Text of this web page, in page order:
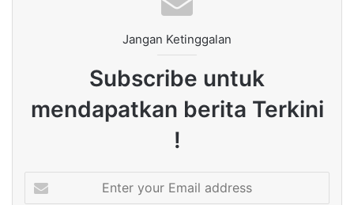
Jangan Ketinggalan
Subscribe untuk
mendapatkan berita Terkini
!
your